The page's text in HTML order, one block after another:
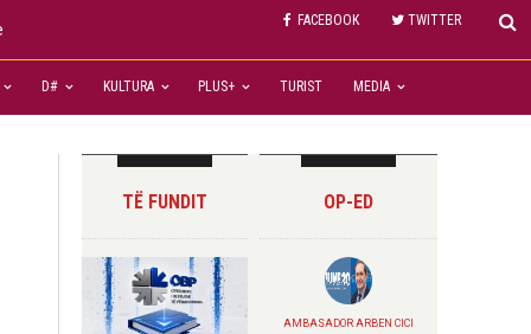
FACEBOOK TWITTER
D# KULTURA PLUS+ TURIST MEDIA
TË FUNDIT OP-ED
AMBASADOR ARBEN CICI